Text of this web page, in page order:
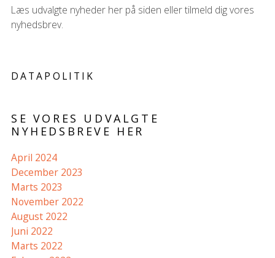
Læs udvalgte nyheder her på siden eller tilmeld dig vores
nyhedsbrev.
DATAPOLITIK
SE VORES UDVALGTE
NYHEDSBREVE HER
April 2024
December 2023
Marts 2023
November 2022
August 2022
Juni 2022
Marts 2022